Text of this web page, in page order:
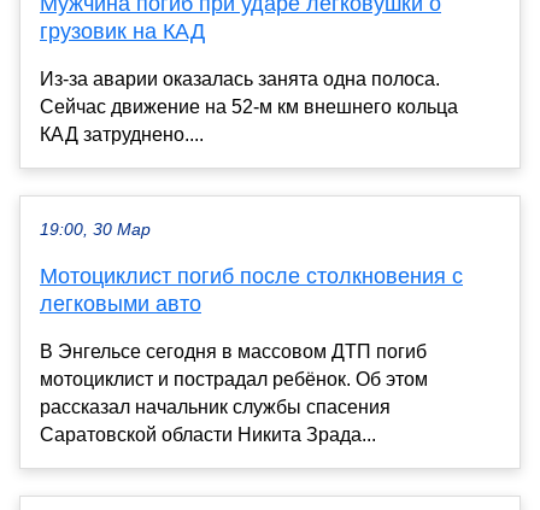
грузовик на КАД
Из-за аварии оказалась занята одна полоса.
Сейчас движение на 52-м км внешнего кольца
КАД затруднено....
19:00, 30 Мар
Мотоциклист погиб после столкновения с
легковыми авто
В Энгельсе сегодня в массовом ДТП погиб
мотоциклист и пострадал ребёнок. Об этом
рассказал начальник службы спасения
Саратовской области Никита Зрада...